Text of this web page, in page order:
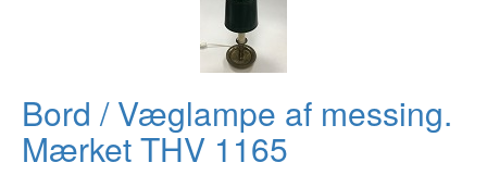
Bord / Væglampe af messing.
Mærket THV 1165